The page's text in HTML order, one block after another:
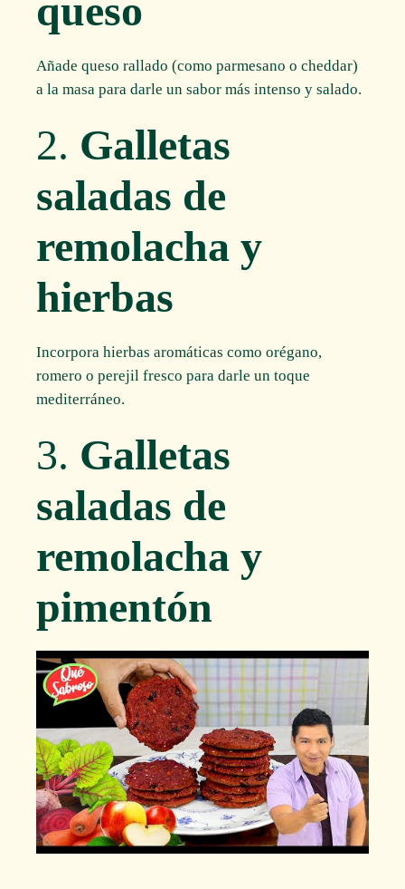
queso
Añade queso rallado (como parmesano o cheddar)
a la masa para darle un sabor más intenso y salado.
2. Galletas
saladas de
remolacha y
hierbas
Incorpora hierbas aromáticas como orégano,
romero o perejil fresco para darle un toque
mediterráneo.
3. Galletas
saladas de
remolacha y
pimentón